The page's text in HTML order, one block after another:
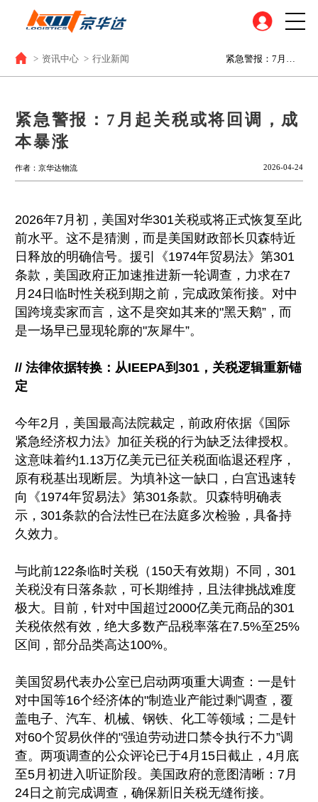
> 资讯中心 > 行业新闻
紧急警报：7月起关税或将回调，成
本暴涨
作者：京华达物流 2026-04-24
2026年7月初，美国对华301关税或将正式恢复至此
前水平。这不是猜测，而是美国财政部长贝森特近
日释放的明确信号。援引《1974年贸易法》第301
条款，美国政府正加速推进新一轮调查，力求在7
月24日临时性关税到期之前，完成政策衔接。对中
国跨境卖家而言，这不是突如其来的"黑天鹅”，而
是一场早已显现轮廓的"灰犀牛”。
// 法律依据转换：从IEEPA到301，关税逻辑重新锚
定
今年2月，美国最高法院裁定，前政府依据《国际
紧急经济权力法》加征关税的行为缺乏法律授权。
这意味着约1.13万亿美元已征关税面临退还程序，
原有税基出现断层。为填补这一缺口，白宫迅速转
向《1974年贸易法》第301条款。贝森特明确表
示，301条款的合法性已在法庭多次检验，具备持
久效力。
与此前122条临时关税（150天有效期）不同，301
关税没有日落条款，可长期维持，且法律挑战难度
极大。目前，针对中国超过2000亿美元商品的301
关税依然有效，绝大多数产品税率落在7.5%至25%
区间，部分品类高达100%。
美国贸易代表办公室已启动两项重大调查：一是针
对中国等16个经济体的"制造业产能过剩”调查，覆
盖电子、汽车、机械、钢铁、化工等领域；二是针
对60个贸易伙伴的"强迫劳动进口禁令执行不力”调
查。两项调查的公众评论已于4月15日截止，4月底
至5月初进入听证阶段。美国政府的意图清晰：7月
24日之前完成调查，确保新旧关税无缝衔接。